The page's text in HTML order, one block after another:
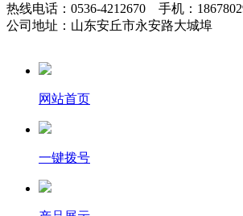
热线电话：0536-4212670 手机：
公司地址：山东安丘市永安路大城埠
网站首页
一键拨号